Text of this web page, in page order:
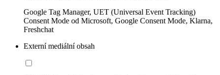
Google Tag Manager, UET (Universal Event Tracking)
Consent Mode od Microsoft, Google Consent Mode, Klarna,
Freshchat
Externí mediální obsah